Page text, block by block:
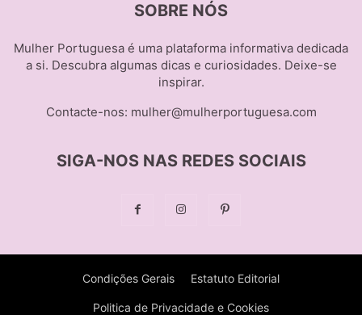
SOBRE NÓS
Mulher Portuguesa é uma plataforma informativa dedicada
a si. Descubra algumas dicas e curiosidades. Deixe-se
inspirar.
Contacte-nos: mulher@mulherportuguesa.com
SIGA-NOS NAS REDES SOCIAIS
Condições Gerais Estatuto Editorial
Politica de Privacidade e Cookies